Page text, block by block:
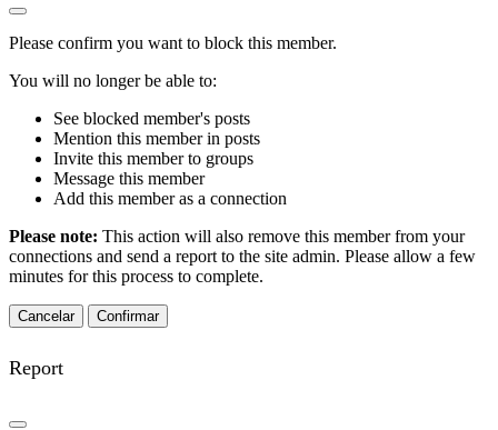
Please confirm you want to block this member.
You will no longer be able to:
See blocked member's posts
Mention this member in posts
Invite this member to groups
Message this member
Add this member as a connection
Please note: This action will also remove this member from your
connections and send a report to the site admin. Please allow a few
minutes for this process to complete.
Confirmar
Report